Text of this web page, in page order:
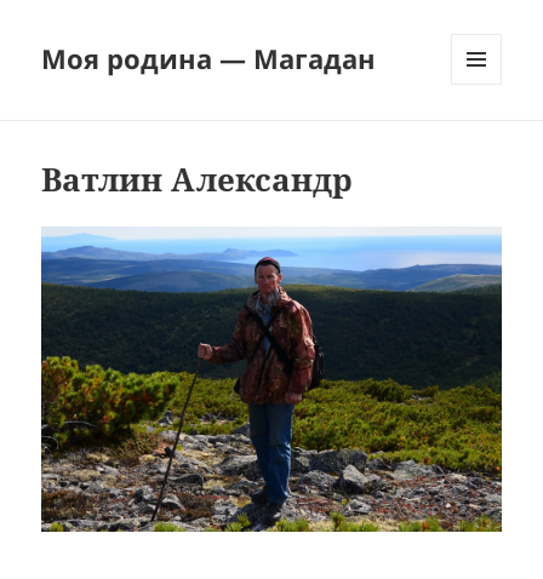
Моя родина — Магадан
Ватлин Александр